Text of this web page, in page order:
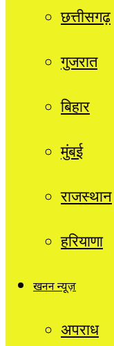
छत्तीसगढ़
गुजरात
बिहार
मुंबई
राजस्थान
हरियाणा
खनन न्यूज़
अपराध